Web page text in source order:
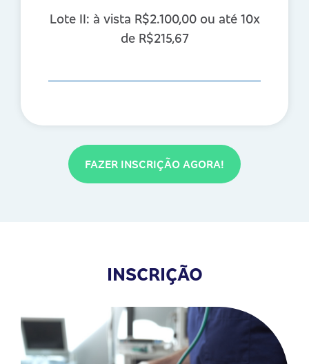
Lote II: à vista R$2.100,00 ou até 10x
de R$215,67
FAZER INSCRIÇÃO AGORA!
INSCRIÇÃO